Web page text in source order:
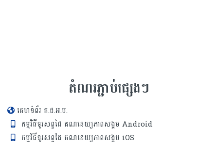
តំណរភ្ជាប់ផ្សេងៗ
គេហទំព័រ គ.ជ.អ.ប.
កម្មវិធីទូរសព្ទដៃ គណនេយ្យភាពសង្គម Android
កម្មវិធីទូរសព្ទដៃ គណនេយ្យភាពសង្គម iOS